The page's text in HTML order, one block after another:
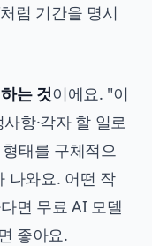
럼 기간을 명시
는 것이에요. "이
항·각자 할 일로
태를 구체적으
나와요. 어떤 작
면 무료 AI 모델
좋아요.